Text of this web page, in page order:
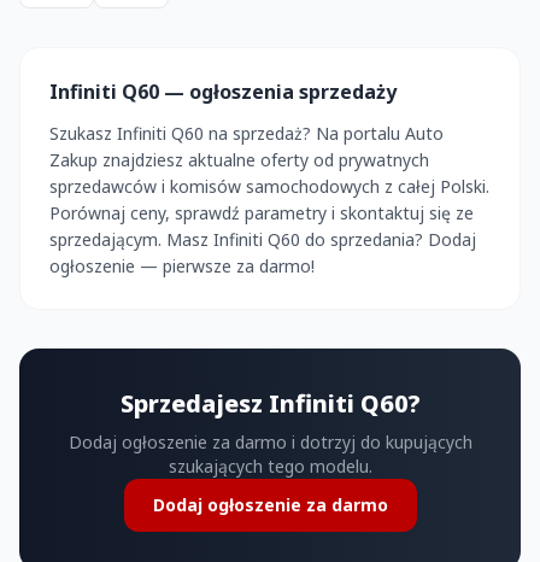
Infiniti Q60 — ogłoszenia sprzedaży
Szukasz Infiniti Q60 na sprzedaż? Na portalu Auto
Zakup znajdziesz aktualne oferty od prywatnych
sprzedawców i komisów samochodowych z całej Polski.
Porównaj ceny, sprawdź parametry i skontaktuj się ze
sprzedającym. Masz Infiniti Q60 do sprzedania? Dodaj
ogłoszenie — pierwsze za darmo!
Sprzedajesz Infiniti Q60?
Dodaj ogłoszenie za darmo i dotrzyj do kupujących
szukających tego modelu.
Dodaj ogłoszenie za darmo